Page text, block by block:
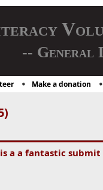
-- General
Make a donation
a a fantastic